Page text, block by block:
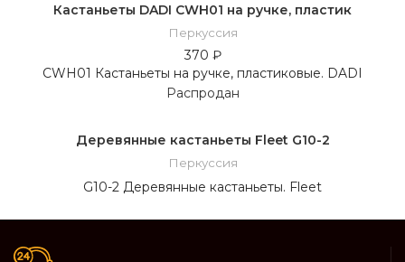
Кастаньеты DADI CWH01 на ручке, пластик
Перкуссия
370 ₽
CWH01 Кастаньеты на ручке, пластиковые. DADI
Распродан
Деревянные кастаньеты Fleet G10-2
Перкуссия
G10-2 Деревянные кастаньеты. Fleet